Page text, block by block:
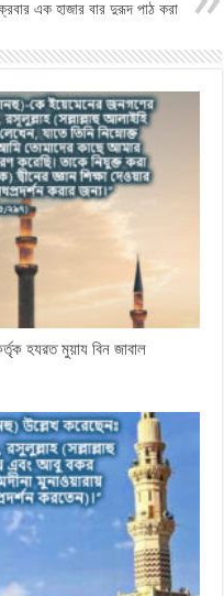
এক হাজার বার দুরূদ পাঠ করা
হযরত মুয়ায বিন জাবাল